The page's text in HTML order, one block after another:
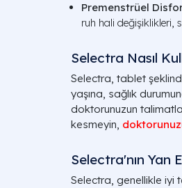
Premenstrüel
ruh hali değişiklikleri,
Selectra Nasıl
Selectra, tablet
yaşına, sağlık
doktorunuzun
kesmeyin,
Selectra'nın Yan
Selectra, genellikle iyi